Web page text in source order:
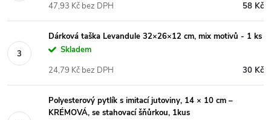
58 Kč
47,93 Kč bez DPH
Dárková taška Levandule 32×26×12 cm, mix motivů - 1 ks
Skladem
30 Kč
24,79 Kč bez DPH
Polyesterový pytlík s imitací jutoviny, 14 × 10 cm –
KRÉMOVÁ, se stahovací šňůrkou, 1kus